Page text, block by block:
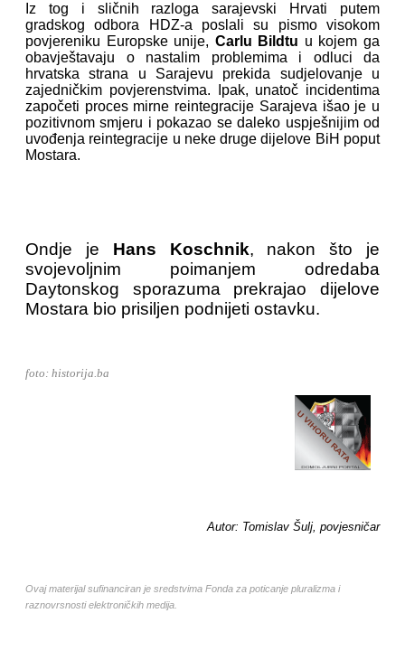
Iz tog i sličnih razloga sarajevski Hrvati putem
gradskog odbora HDZ-a poslali su pismo visokom
povjereniku Europske unije, Carlu Bildtu u kojem ga
obavještavaju o nastalim problemima i odluci da
hrvatska strana u Sarajevu prekida sudjelovanje u
zajedničkim povjerenstvima. Ipak, unatoč incidentima
započeti proces mirne reintegracije Sarajeva išao je u
pozitivnom smjeru i pokazao se daleko uspješnijim od
uvođenja reintegracije u neke druge dijelove BiH poput
Mostara.
Ondje je Hans Koschnik, nakon što je
svojevoljnim poimanjem odredaba
Daytonskog sporazuma prekrajao dijelove
Mostara bio prisiljen podnijeti ostavku.
foto: historija.ba
Autor: Tomislav Šulj, povjesničar
Ovaj materijal sufinanciran je sredstvima Fonda za poticanje pluralizma i
raznovrsnosti elektroničkih medija.